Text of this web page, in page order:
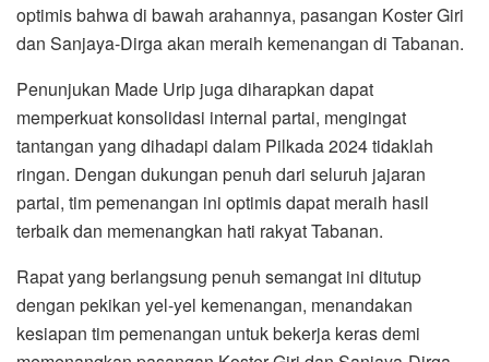
optimis bahwa di bawah arahannya, pasangan Koster Giri
dan Sanjaya-Dirga akan meraih kemenangan di Tabanan.
Penunjukan Made Urip juga diharapkan dapat
memperkuat konsolidasi internal partai, mengingat
tantangan yang dihadapi dalam Pilkada 2024 tidaklah
ringan. Dengan dukungan penuh dari seluruh jajaran
partai, tim pemenangan ini optimis dapat meraih hasil
terbaik dan memenangkan hati rakyat Tabanan.
Rapat yang berlangsung penuh semangat ini ditutup
dengan pekikan yel-yel kemenangan, menandakan
kesiapan tim pemenangan untuk bekerja keras demi